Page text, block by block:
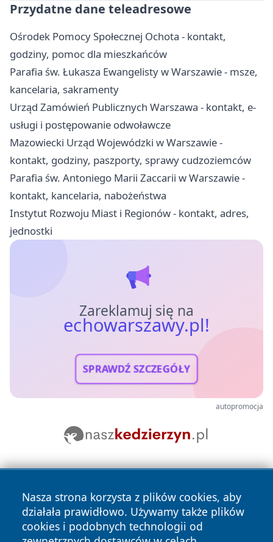
Przydatne dane teleadresowe
Ośrodek Pomocy Społecznej Ochota - kontakt,
godziny, pomoc dla mieszkańców
Parafia św. Łukasza Ewangelisty w Warszawie - msze,
kancelaria, sakramenty
Urząd Zamówień Publicznych Warszawa - kontakt, e-
usługi i postępowanie odwoławcze
Mazowiecki Urząd Wojewódzki w Warszawie -
kontakt, godziny, paszporty, sprawy cudzoziemców
Parafia św. Antoniego Marii Zaccarii w Warszawie -
kontakt, kancelaria, nabożeństwa
Instytut Rozwoju Miast i Regionów - kontakt, adres,
jednostki
Zareklamuj się na
echowarszawy.pl!
SPRAWDŹ SZCZEGÓŁY
autopromocja
Nasza strona korzysta z plików cookies, aby
działała prawidłowo. Używamy także plików
cookies i podobnych technologii od